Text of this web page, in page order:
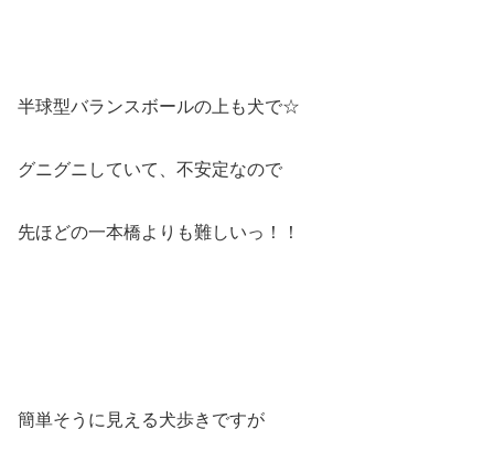
半球型バランスボールの上も犬で☆
グニグニしていて、不安定なので
先ほどの一本橋よりも難しいっ！！
簡単そうに見える犬歩きですが